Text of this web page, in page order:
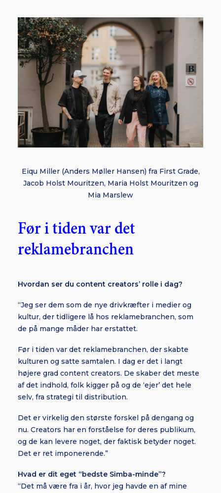
Eiqu Miller (Anders Møller Hansen) fra First Grade,
Jacob Holst Mouritzen, Maria Holst Mouritzen og
Mia Marslew
Før i tiden var det
reklamebranchen
Hvordan ser du content creators’ rolle i dag?
“Jeg ser dem som de nye drivkræfter i medier og
kultur, der tidligere lå hos reklamebranchen, som
de på mange måder har erstattet.
Før i tiden var det reklamebranchen, der skabte
kulturen og satte samtalen. I dag er det i langt
højere grad content creators. De skaber det meste
af det indhold, folk kigger på og de ‘ejer’ det hele
selv, fra strategi til distribution.
Det er virkelig den største forskel på dengang og
nu. Creators har en forståelse for deres publikum,
og de kan levere noget, der faktisk betyder noget.
Det er ret imponerende.”
Hvad er dit eget “bedste Simba-minde”?
“Det må være fra i år, hvor jeg havde en af mine